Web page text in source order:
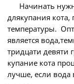
Начинать
длякупания
температуры.
является
тридцати девяти
купание кота
лучше, если вода